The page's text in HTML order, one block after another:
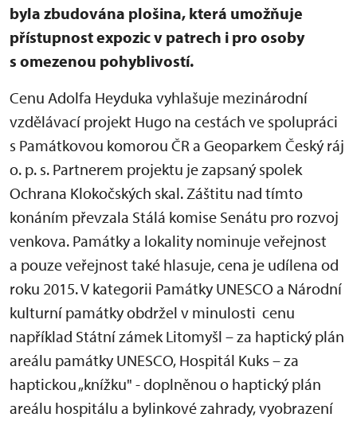
byla zbudována plošina, která umožňuje
přístupnost expozic v patrech i pro osoby
s omezenou pohyblivostí.
Cenu Adolfa Heyduka vyhlašuje mezinárodní
vzdělávací projekt Hugo na cestách ve spolupráci
s Památkovou komorou ČR a Geoparkem Český ráj
o. p. s. Partnerem projektu je zapsaný spolek
Ochrana Klokočských skal. Záštitu nad tímto
konáním převzala Stálá komise Senátu pro rozvoj
venkova. Památky a lokality nominuje veřejnost
a pouze veřejnost také hlasuje, cena je udílena od
roku 2015. V kategorii Památky UNESCO a Národní
kulturní památky obdržel v minulosti cenu
například Státní zámek Litomyšl – za haptický plán
areálu památky UNESCO, Hospitál Kuks – za
haptickou „knížku" - doplněnou o haptický plán
areálu hospitálu a bylinkové zahrady, vyobrazení